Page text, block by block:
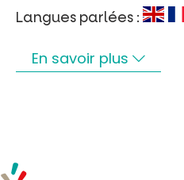
Langues parlées :
En savoir plus